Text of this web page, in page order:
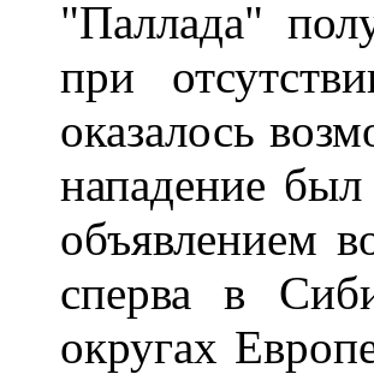
"Паллада"
при
оказалось
нападение
объявлением
сперва в
округах